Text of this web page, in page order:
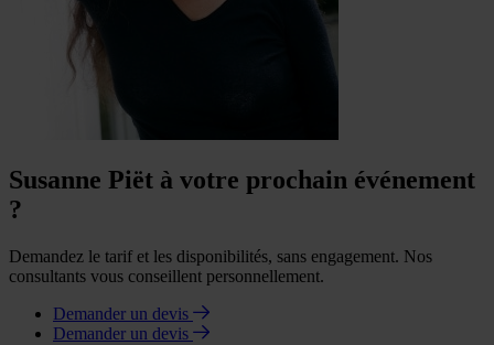
Susanne Piët à votre prochain événement
?
Demandez le tarif et les disponibilités, sans engagement. Nos
consultants vous conseillent personnellement.
Demander un devis
Demander un devis